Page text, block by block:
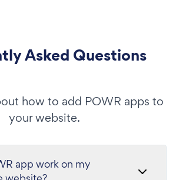
Asked Questions
how to add POWR apps to
your website.
app work on my